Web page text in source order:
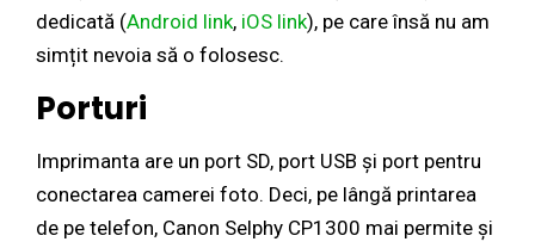
dedicată (Android link, iOS link), pe care însă nu am
simțit nevoia să o folosesc.
Porturi
Imprimanta are un port SD, port USB și port pentru
conectarea camerei foto. Deci, pe lângă printarea
de pe telefon, Canon Selphy CP1300 mai permite și